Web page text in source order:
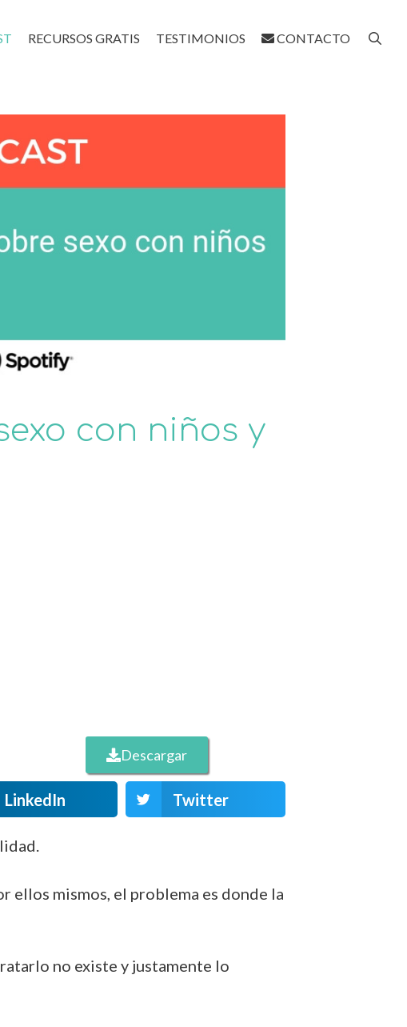
RECURSOS GRATIS TESTIMONIOS CONTACTO
con niños y
Descargar
LinkedIn Twitter
ellos mismos, el problema es donde la
no existe y justamente lo